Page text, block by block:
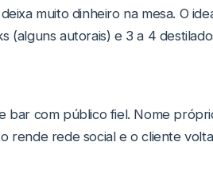
muito dinheiro na mesa. O
(alguns autorais) e 3 a 4
bar com público fiel. Nome
rende rede social e o cliente